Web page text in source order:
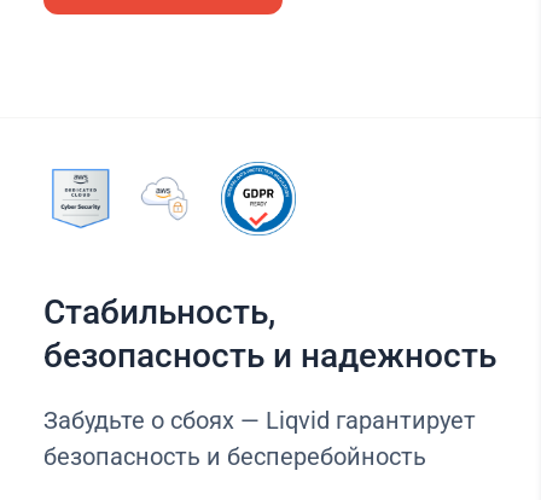
Стабильность,
безопасность и надежность
Забудьте о сбоях — Liqvid гарантирует
безопасность и бесперебойность